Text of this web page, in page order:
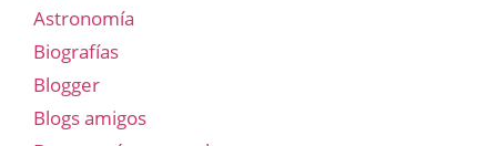
Astronomía
Biografías
Blogger
Blogs amigos